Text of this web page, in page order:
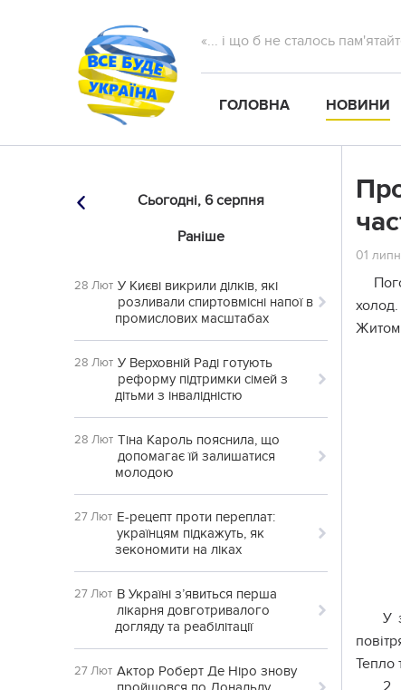
«... і що б не сталось
ГОЛОВНА НОВИНИ
Сьогодні, 6 серпня
Раніше
28 Лют У Києві викрили ділків, які
розливали спиртовмісні напої в
промислових масштабах
28 Лют У Верховній Раді готують
реформу підтримки сімей з
дітьми з інвалідністю
28 Лют Тіна Кароль пояснила, що
допомагає їй залишатися
молодою
27 Лют Е-рецепт проти переплат:
українцям підкажуть, як
зекономити на ліках
27 Лют В Україні з’явиться перша
лікарня довготривалого
догляду та реабілітації
27 Лют Актор Роберт Де Ніро знову
01
холод.
У
Тепло
2